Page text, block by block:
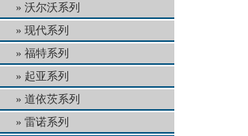
沃尔沃系列
现代系列
福特系列
起亚系列
道依茨系列
雷诺系列